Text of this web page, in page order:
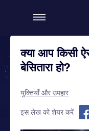
क्या आप किसी
बेसितारा हो?
युक्तियाँ और उपहार
इस लेख को शेयर करें